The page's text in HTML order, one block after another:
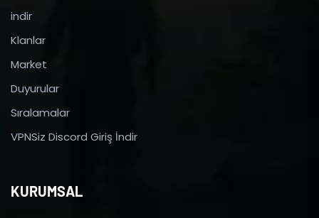
indir
Klanlar
Market
Duyurular
Sıralamalar
VPNSiz Discord Giriş İndir
KURUMSAL